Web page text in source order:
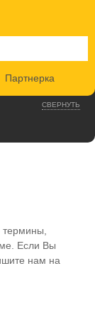
Партнерка
СВЕРНУТЬ
термины,
Если Вы
нам на